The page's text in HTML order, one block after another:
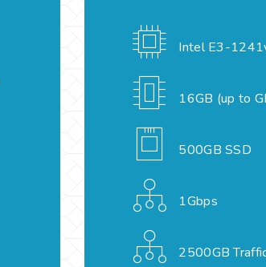
Intel E3-
16GB (up to
500GB SSD
1Gbps
2500GB